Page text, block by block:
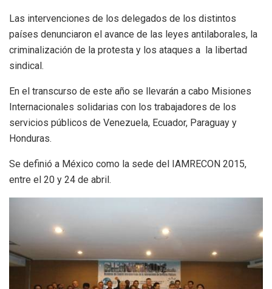
Las intervenciones de los delegados de los distintos
países denunciaron el avance de las leyes antilaborales, la
criminalización de la protesta y los ataques a la libertad
sindical.
En el transcurso de este año se llevarán a cabo Misiones
Internacionales solidarias con los trabajadores de los
servicios públicos de Venezuela, Ecuador, Paraguay y
Honduras.
Se definió a México como la sede del IAMRECON 2015,
entre el 20 y 24 de abril.